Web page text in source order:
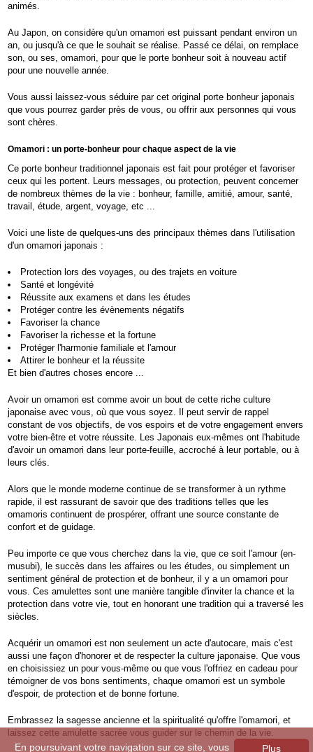
animés.
Au Japon, on considère qu'un omamori est puissant pendant environ un
an, ou jusqu'à ce que le souhait se réalise. Passé ce délai, on remplace
son, ou ses, omamori, pour que le porte bonheur soit à nouveau actif
pour une nouvelle année.
Vous aussi laissez-vous séduire par cet original porte bonheur japonais
que vous pourrez garder près de vous, ou offrir aux personnes qui vous
sont chères.
Omamori : un porte-bonheur pour chaque aspect de la vie
Ce porte bonheur traditionnel japonais est fait pour protéger et favoriser
ceux qui les portent. Leurs messages, ou protection, peuvent concerner
de nombreux thèmes de la vie : bonheur, famille, amitié, amour, santé,
travail, étude, argent, voyage, etc ...
Voici une liste de quelques-uns des principaux thèmes dans l'utilisation
d'un omamori japonais :
Protection lors des voyages, ou des trajets en voiture
Santé et longévité
Réussite aux examens et dans les études
Protéger contre les évènements négatifs
Favoriser la chance
Favoriser la richesse et la fortune
Protéger l'harmonie familiale et l'amour
Attirer le bonheur et la réussite
Et bien d'autres choses encore ...
Avoir un omamori est comme avoir un bout de cette riche culture
japonaise avec vous, où que vous soyez. Il peut servir de rappel
constant de vos objectifs, de vos espoirs et de votre engagement envers
votre bien-être et votre réussite. Les Japonais eux-mêmes ont l'habitude
d'avoir un omamori dans leur porte-feuille, accroché à leur portable, ou à
leurs clés.
Alors que le monde moderne continue de se transformer à un rythme
rapide, il est rassurant de savoir que des traditions telles que les
omamoris continuent de prospérer, offrant une source constante de
confort et de guidage.
Peu importe ce que vous cherchez dans la vie, que ce soit l'amour (en-
musubi), le succès dans les affaires ou les études, ou simplement un
sentiment général de protection et de bonheur, il y a un omamori pour
vous. Ces amulettes sont une manière tangible d'inviter la chance et la
protection dans votre vie, tout en honorant une tradition qui a traversé les
siècles.
Acquérir un omamori est non seulement un acte d'autocare, mais c'est
aussi une façon d'honorer et de respecter la culture japonaise. Que vous
en choisissiez un pour vous-même ou que vous l'offriez en cadeau pour
témoigner de vos bons sentiments, chaque omamori est un symbole
d'espoir, de protection et de bonne fortune.
Embrassez la sagesse ancienne et la spiritualité qu'offre l'omamori, et
laissez cette amulette sacrée vous guider sur le chemin de la vie.
En poursuivant votre navigation sur ce site, vous Plus